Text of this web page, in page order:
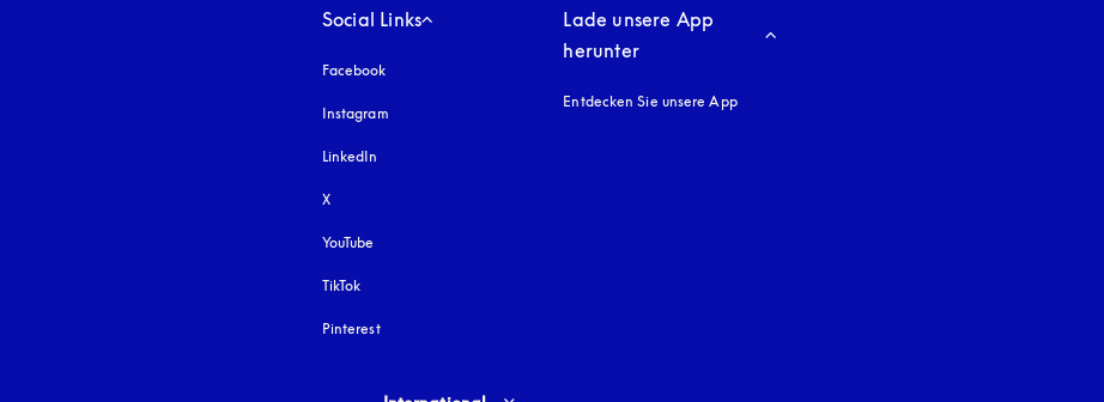
Social Links
Facebook
Instagram
LinkedIn
X
YouTube
TikTok
Pinterest
Lade unsere App
herunter
Entdecken Sie unsere App